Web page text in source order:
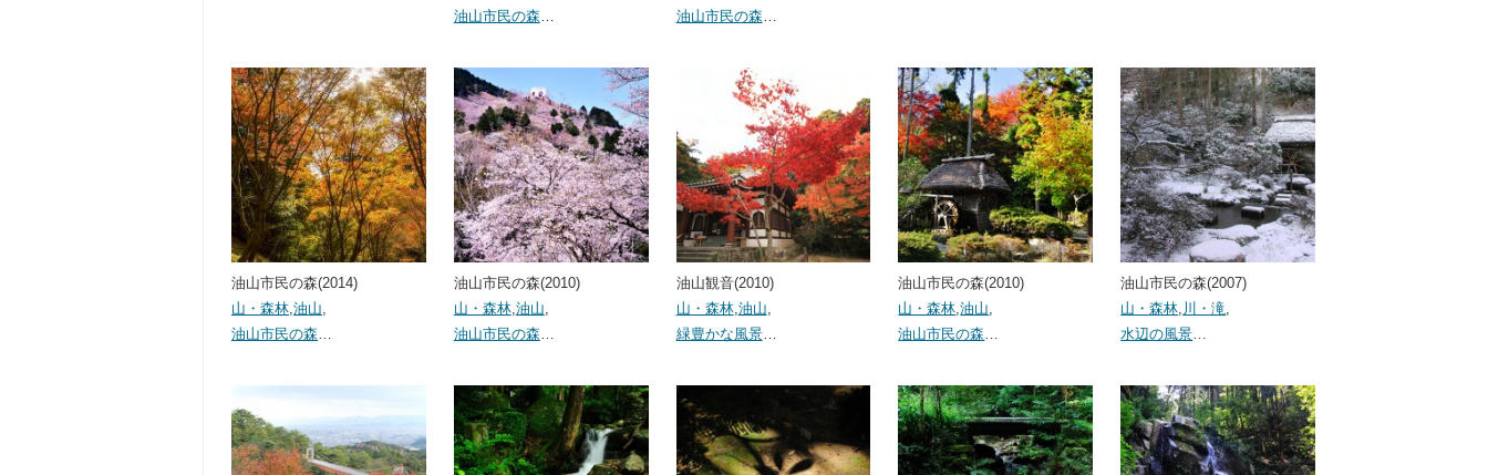
油山市民の森
油山市民の森
油山市民の森(2014)
山・森林 油山
油山市民の森
油山市民の森(2010)
山・森林, 油山
油山市民の森
油山観音(2010)
山・森林, 油山
緑豊かな風景…
油山市民の森(2010)
山・森林 ,油山
油山市民の森
油山市民の森(2007)
山・森林 川・滝
水辺の風景